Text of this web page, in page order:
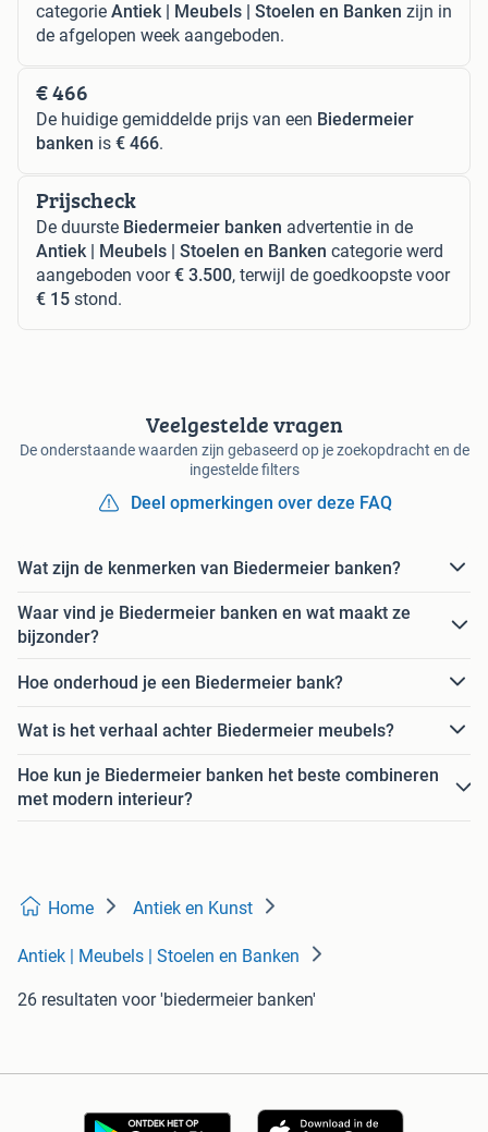
categorie Antiek | Meubels | Stoelen en Banken zijn in
de afgelopen week aangeboden.
€ 466
De huidige gemiddelde prijs van een Biedermeier
banken is € 466.
Prijscheck
De duurste Biedermeier banken advertentie in de
Antiek | Meubels | Stoelen en Banken categorie werd
aangeboden voor€ 3.500, terwijl de goedkoopste voor
€ 15 stond.
Veelgestelde vragen
De onderstaande waarden zijn gebaseerd op je zoekopdracht en de
ingestelde filters
Deel opmerkingen over deze FAQ
Wat zijn de kenmerken van Biedermeier banken?
Waar vind je Biedermeier banken en wat maakt ze
bijzonder?
Hoe onderhoud je een Biedermeier bank?
Wat is het verhaal achter Biedermeier meubels?
Hoe kun je Biedermeier banken het beste combineren
met modern interieur?
Home Antiek en Kunst
Antiek | Meubels | Stoelen en Banken
26 resultaten voor 'biedermeier banken'